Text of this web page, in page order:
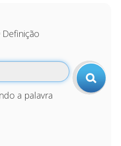
Definição
a palavra